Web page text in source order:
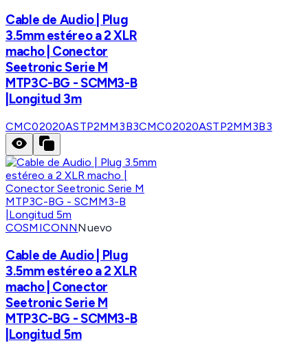
Cable de Audio | Plug
3.5mm estéreo a 2 XLR
macho | Conector
Seetronic Serie M
MTP3C-BG - SCMM3-B
|Longitud 3m
CMC02020ASTP2MM3B3CMC02020ASTP2MM3B3
COSMICONNNuevo
Cable de Audio | Plug
3.5mm estéreo a 2 XLR
macho | Conector
Seetronic Serie M
MTP3C-BG - SCMM3-B
|Longitud 5m